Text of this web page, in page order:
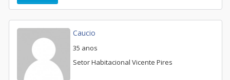
Caucio
35 anos
Setor Habitacional Vicente Pires